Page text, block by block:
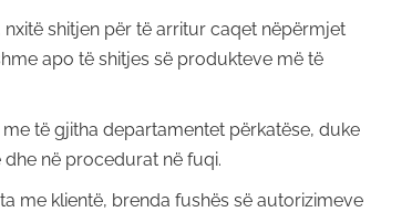
shitjen për të arritur caqet nëpërmjet
apo të shitjes së produkteve më të
të gjitha departamentet përkatëse, duke
në procedurat në fuqi.
me klientë, brenda fushës së autorizimeve